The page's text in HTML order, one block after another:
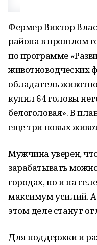
Фермер Виктор
района в прошлом
по программе
животноводческих
обладатель
купил 64 головы
белоголовая». В
еще три новых
Мужчина уверен,
зарабатывать
городах, но и на
максимум усилий.
этом деле станут
Для поддержки и